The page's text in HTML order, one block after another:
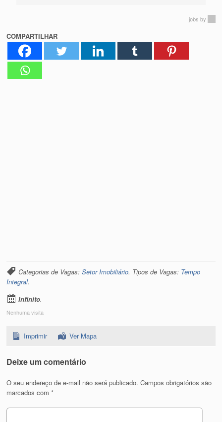
jobs by
COMPARTILHAR
Categorias de Vagas:Setor Imobiliário. Tipos de Vagas: Tempo
Integral.
Infinito.
Nenhuma visita
Imprimir Ver Mapa
Deixe um comentário
O seu endereço de e-mail não será publicado. Campos obrigatórios são
marcados com*